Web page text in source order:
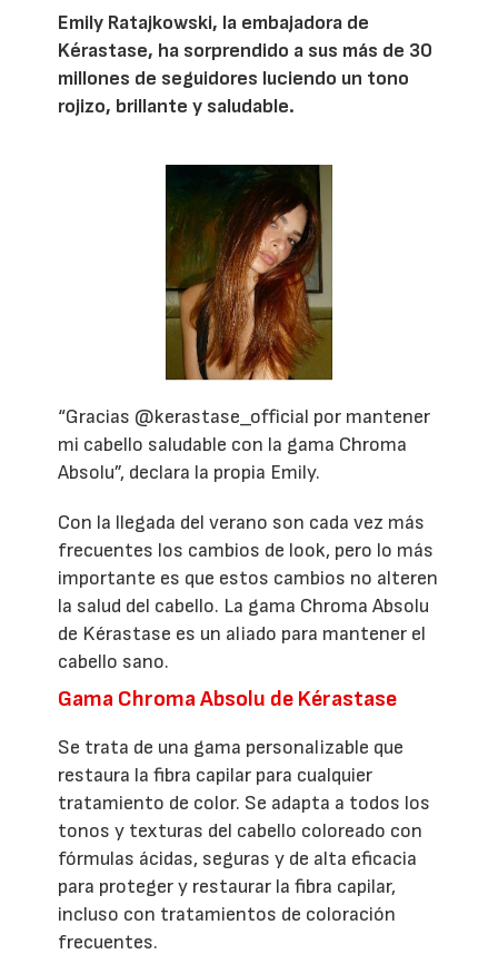
Emily Ratajkowski, la embajadora de
Kérastase, ha sorprendido a sus más de 30
millones de seguidores luciendo un tono
rojizo, brillante y saludable.
“Gracias @kerastase_official por mantener
mi cabello saludable con la gama Chroma
Absolu”, declara la propia Emily.
Con la llegada del verano son cada vez más
frecuentes los cambios de look, pero lo más
importante es que estos cambios no alteren
la salud del cabello. La gama Chroma Absolu
de Kérastase es un aliado para mantener el
cabello sano.
Gama Chroma Absolu de Kérastase
Se trata de una gama personalizable que
restaura la fibra capilar para cualquier
tratamiento de color. Se adapta a todos los
tonos y texturas del cabello coloreado con
fórmulas ácidas, seguras y de alta eficacia
para proteger y restaurar la fibra capilar,
incluso con tratamientos de coloración
frecuentes.